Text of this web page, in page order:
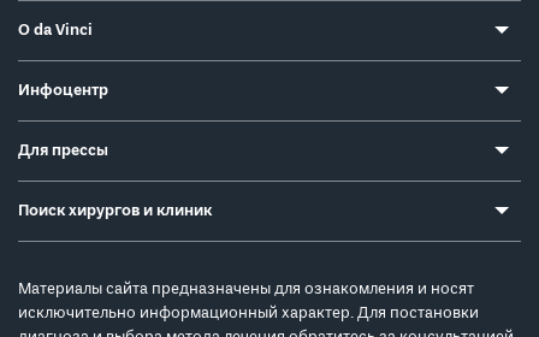
О da Vinci
Инфоцентр
Для прессы
Поиск хирургов и клиник
Материалы сайта предназначены для ознакомления и носят
исключительно информационный характер. Для постановки